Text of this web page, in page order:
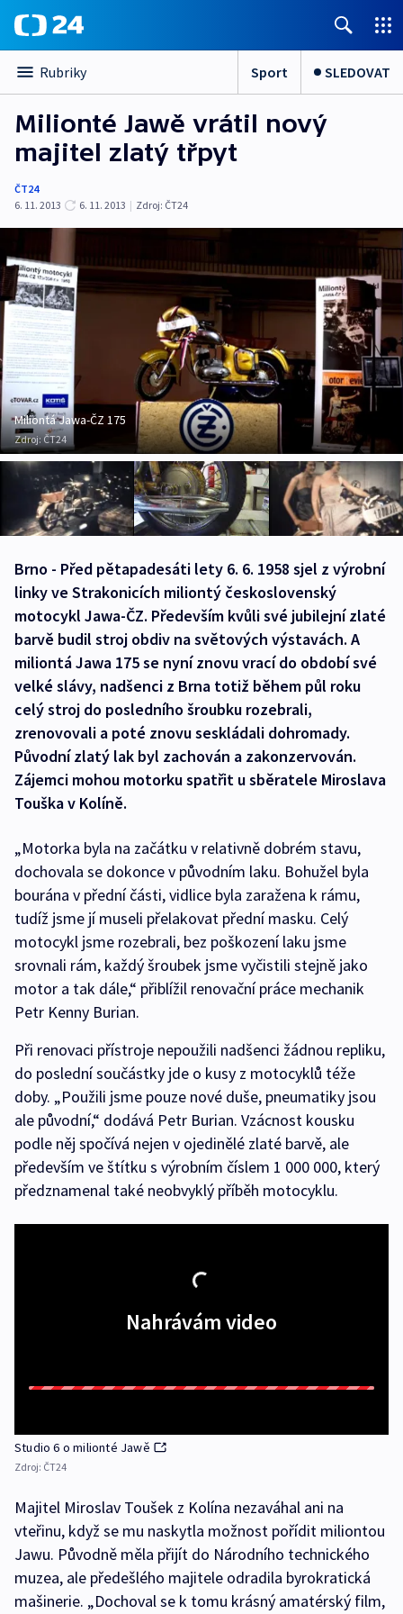
Rubriky Sport SLEDOVAT
Milionté Jawě vrátil nový
majitel zlatý třpyt
ČT24
6. 11. 2013
6. 11. 2013 | Zdroj: ČT24
Miliontá Jawa-ČZ 175
Zdroj:ČT24
Brno - Před pětapadesáti lety 6. 6. 1958 sjel z výrobní
linky ve Strakonicích miliontý československý
motocykl Jawa-ČZ. Především kvůli své jubilejní zlaté
barvě budil stroj obdiv na světových výstavách. A
miliontá Jawa 175 se nyní znovu vrací do období své
velké slávy, nadšenci z Brna totiž během půl roku
celý stroj do posledního šroubku rozebrali,
zrenovovali a poté znovu seskládali dohromady.
Původní zlatý lak byl zachován a zakonzervován.
Zájemci mohou motorku spatřit u sběratele Miroslava
Touška v Kolíně.
„Motorka byla na začátku v relativně dobrém stavu,
dochovala se dokonce v původním laku. Bohužel byla
bourána v přední části, vidlice byla zaražena k rámu,
tudíž jsme jí museli přelakovat přední masku. Celý
motocykl jsme rozebrali, bez poškození laku jsme
srovnali rám, každý šroubek jsme vyčistili stejně jako
motor a tak dále,“ přiblížil renovační práce mechanik
Petr Kenny Burian.
Při renovaci přístroje nepoužili nadšenci žádnou repliku,
do poslední součástky jde o kusy z motocyklů téže
doby. „Použili jsme pouze nové duše, pneumatiky jsou
ale původní,“ dodává Petr Burian. Vzácnost kousku
podle něj spočívá nejen v ojedinělé zlaté barvě, ale
především ve štítku s výrobním číslem 1 000 000, který
předznamenal také neobvyklý příběh motocyklu.
Nahrávám video
Studio 6 o milionté Jawě
Zdroj: ČT24
Majitel Miroslav Toušek z Kolína nezaváhal ani na
vteřinu, když se mu naskytla možnost pořídit miliontou
Jawu. Původně měla přijít do Národního technického
muzea, ale předešlého majitele odradila byrokratická
mašinerie. „Dochoval se k tomu krásný amatérský film,